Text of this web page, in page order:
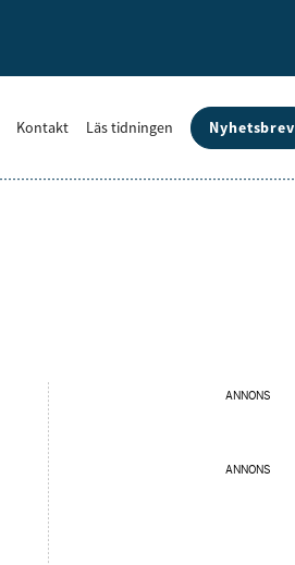
Kontakt Läs tidningen Nyhetsbrev
ANNONS
ANNONS